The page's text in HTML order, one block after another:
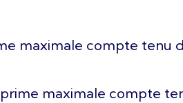
maximale compte tenu
prime maximale compte